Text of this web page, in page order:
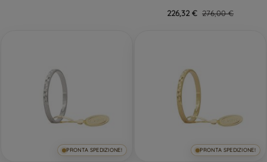
226,32 € 276,00 €
PRONTA SPEDIZIONE! PRONTA SPEDIZIONE!